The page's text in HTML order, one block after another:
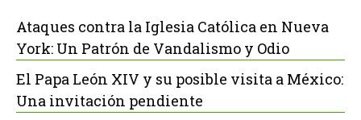
Ataques contra la Iglesia Católica en Nueva
York: Un Patrón de Vandalismo y Odio
El Papa León XIV y su posible visita a México:
Una invitación pendiente